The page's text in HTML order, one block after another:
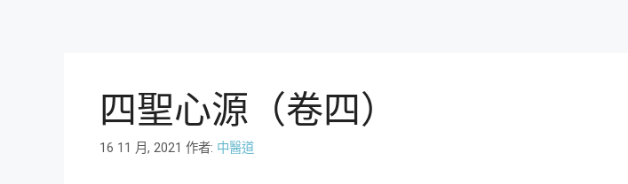
四聖心源（卷四）
16 11 月, 2021 作者: 中醫道